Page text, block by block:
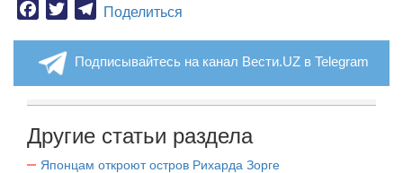
Facebook
TwitterTelegram
Поделиться
Подписывайтесь на канал Вести.UZ в Telegram
Другие статьи раздела
Японцам откроют остров Рихарда Зорге